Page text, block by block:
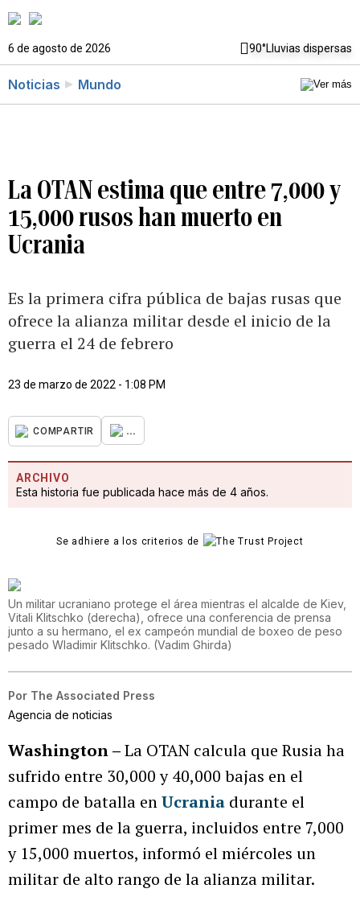
6 de agosto de 2026 90°Lluvias dispersas
Noticias Mundo
La OTAN estima que entre 7,000 y
15,000 rusos han muerto en
Ucrania
Es la primera cifra pública de bajas rusas que
ofrece la alianza militar desde el inicio de la
guerra el 24 de febrero
23 de marzo de 2022 - 1:08 PM
COMPARTIR ...
ARCHIVO
Esta historia fue publicada hace más de 4 años.
Se adhiere a los criterios de
Un militar ucraniano protege el área mientras el alcalde de Kiev,
Vitali Klitschko (derecha), ofrece una conferencia de prensa
junto a su hermano, el ex campeón mundial de boxeo de peso
pesado Wladimir Klitschko. (Vadim Ghirda)
Por The Associated Press
Agencia de noticias
Washington –La OTAN calcula que Rusia ha
sufrido entre 30,000 y 40,000 bajas en el
campo de batalla enUcrania durante el
primer mes de la guerra, incluidos entre 7,000
y 15,000 muertos, informó el miércoles un
militar de alto rango de la alianza militar.